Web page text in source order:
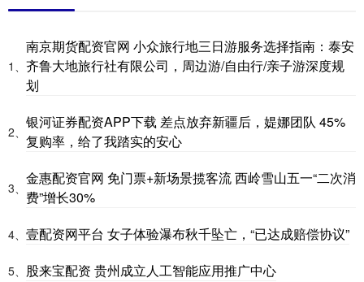
1、
南京期货配资官网 小众旅行地三日游服务选择指南：泰安
齐鲁大地旅行社有限公司，周边游/自由行/亲子游深度规
划
2、
银河证券配资APP下载 差点放弃新疆后，媞娜团队 45%
复购率，给了我踏实的安心
3、
金惠配资官网 免门票+新场景揽客流 西岭雪山五一“二次消
费”增长30%
4、 壹配资网平台 女子体验瀑布秋千坠亡，“已达成赔偿协议”
5、 股来宝配资 贵州成立人工智能应用推广中心